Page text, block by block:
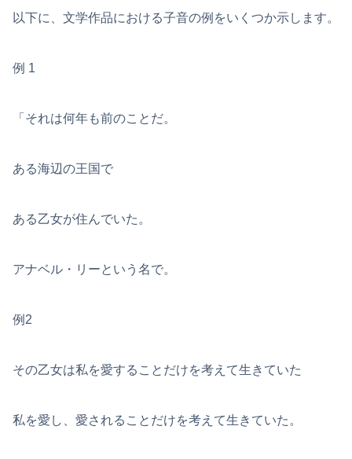
以下に、文学作品における子音の例をいくつか示します。
例 1
「それは何年も前のことだ。
ある海辺の王国で
ある乙女が住んでいた。
アナベル・リーという名で。
例2
その乙女は私を愛することだけを考えて生きていた
私を愛し、愛されることだけを考えて生きていた。